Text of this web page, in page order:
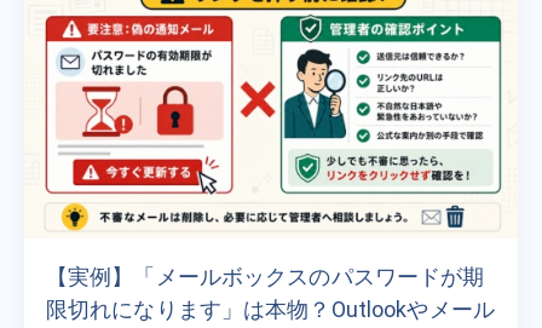
【実例】「メールボックスのパスワードが期
限切れになります」は本物？Outlookやメール